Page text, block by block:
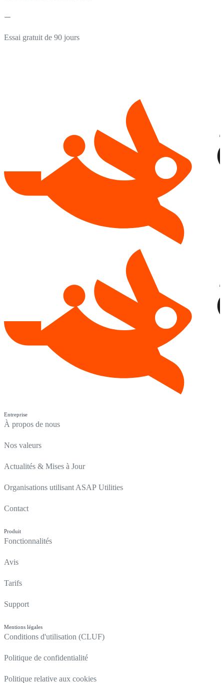
Essai gratuit de 90 jours
Entreprise
À propos de nous
Nos valeurs
Actualités & Mises à Jour
Organisations utilisant ASAP Utilities
Contact
Produit
Fonctionnalités
Avis
Tarifs
Support
Mentions légales
Conditions d'utilisation (CLUF)
Politique de confidentialité
Politique relative aux cookies